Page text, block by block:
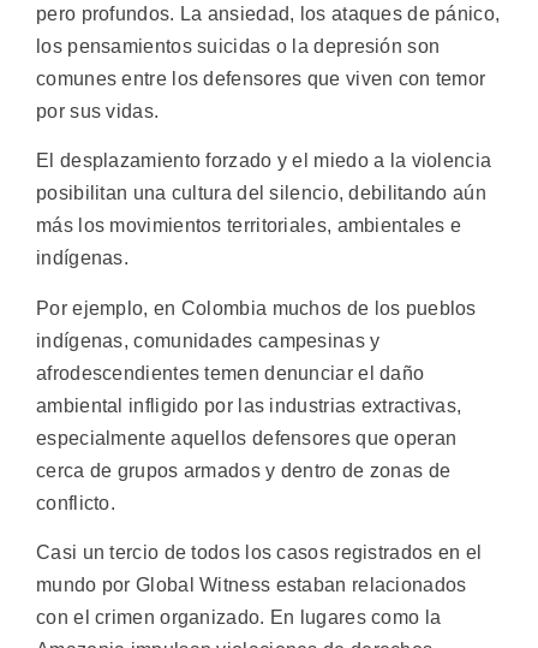
pero profundos. La ansiedad, los ataques de pánico,
los pensamientos suicidas o la depresión son
comunes entre los defensores que viven con temor
por sus vidas.
El desplazamiento forzado y el miedo a la violencia
posibilitan una cultura del silencio, debilitando aún
más los movimientos territoriales, ambientales e
indígenas.
Por ejemplo, en Colombia muchos de los pueblos
indígenas, comunidades campesinas y
afrodescendientes temen denunciar el daño
ambiental infligido por las industrias extractivas,
especialmente aquellos defensores que operan
cerca de grupos armados y dentro de zonas de
conflicto.
Casi un tercio de todos los casos registrados en el
mundo por Global Witness estaban relacionados
con el crimen organizado. En lugares como la